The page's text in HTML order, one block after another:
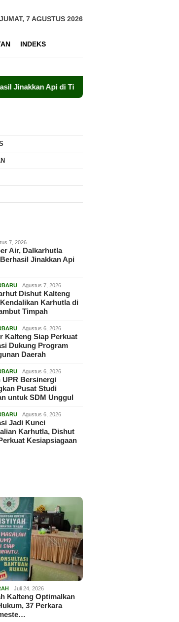
JUMAT, 7 AGUSTUS 2026
INDEKS
di Timpah Brigdalkarhut Dishut Kalteng
7, 2026
Air, Dalkarhutla
Jinakkan Api
Agustus 7, 2026
Dishut Kalteng
Karhutla di
Timpah
Agustus 6, 2026
Kalteng Siap Perkuat
Dukung Program
Daerah
Agustus 6, 2026
UPR Bersinergi
Pusat Studi
untuk SDM Unggul
Agustus 6, 2026
Jadi Kunci
Karhutla, Dishut
Kesiapsiagaan
Juli 24, 2026
Kalteng Optimalkan
37 Perkara